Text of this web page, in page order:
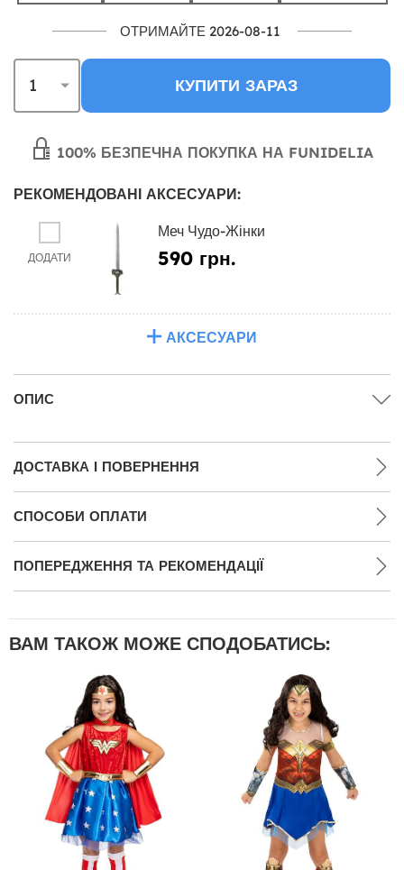
ОТРИМАЙТЕ 2026-08-11
КУПИТИ ЗАРАЗ
100% БЕЗПЕЧНА ПОКУПКА НА FUNIDELIA
РЕКОМЕНДОВАНІ АКСЕСУАРИ:
ДОДАТИ
Меч Чудо-Жінки
590 грн.
АКСЕСУАРИ
ОПИС
ДОСТАВКА І ПОВЕРНЕННЯ
СПОСОБИ ОПЛАТИ
ПОПЕРЕДЖЕННЯ ТА РЕКОМЕНДАЦІЇ
ВАМ ТАКОЖ МОЖЕ СПОДОБАТИСЬ: